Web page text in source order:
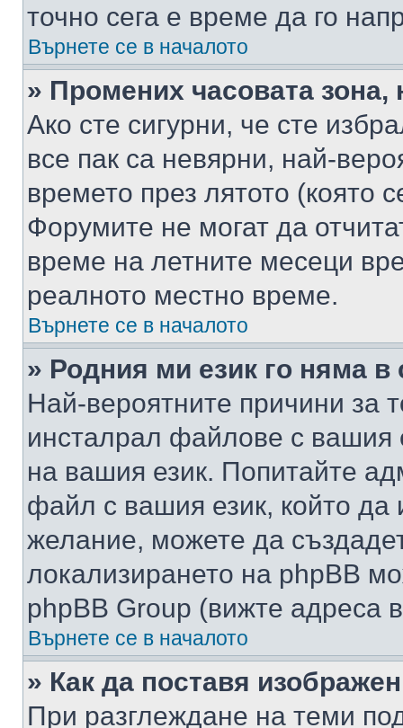
точно сега е време да го
Върнете се в началото
» Промених часовата
Ако сте сигурни, че сте
все пак са невярни, най-
времето през лятото (която
Форумите не могат да
време на летните месеци
реалното местно време.
Върнете се в началото
» Родния ми език го няма в
Най-вероятните причини за
инсталрал файлове с вашия
на вашия език. Попитайте
файл с вашия език, който да
желание, можете да
локализирането на phpBB
phpBB Group (вижте адреса
Върнете се в началото
» Как да поставя
При разглеждане на теми